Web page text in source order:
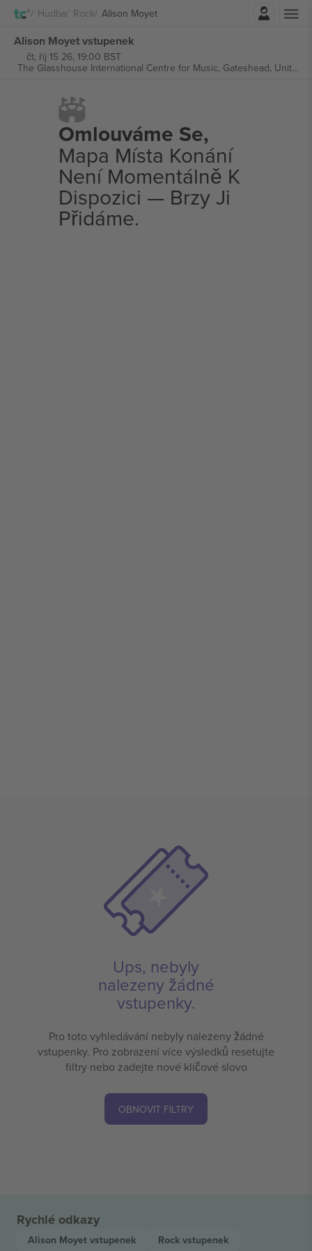
Hudba Rock Alison Moyet
Alison Moyet vstupenek
čt, říj 15 26, 19:00 BST
The Glasshouse International Centre for Music, Gateshead, United Kingdom
Omlouváme Se,
Mapa Místa Konání
Není Momentálně K
Dispozici — Brzy Ji
Přidáme.
Ups, nebyly
nalezeny žádné
vstupenky.
Pro toto vyhledávání nebyly nalezeny žádné
vstupenky. Pro zobrazení více výsledků resetujte
filtry nebo zadejte nové klíčové slovo
OBNOVIT FILTRY
Rychlé odkazy
Alison Moyet vstupenek Rock vstupenek